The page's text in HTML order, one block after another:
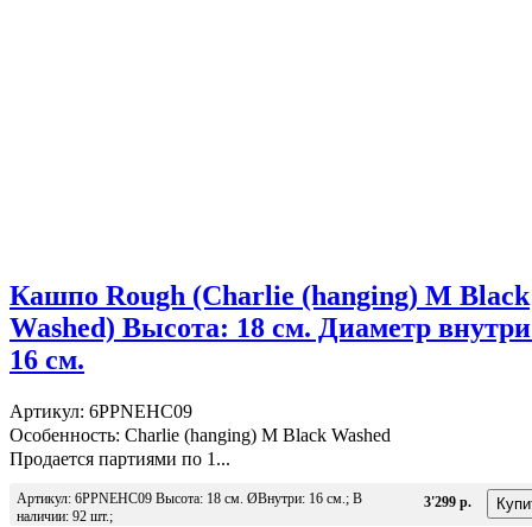
Кашпо Rough (Charlie (hanging) M Black
Washed) Высота: 18 см. Диаметр
16 см.
Артикул: 6PPNEHC09
Особенность: Charlie (hanging) M Black Washed
Продается партиями по 1...
Артикул: 6PPNEHC09 Высота: 18 см. ØВнутри: 16 см.; В
наличии: 92 шт.;
3'299 р.